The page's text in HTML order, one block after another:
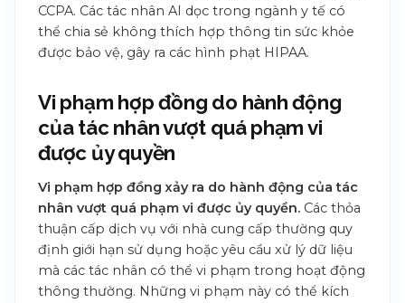
CCPA. Các tác nhân AI dọc trong ngành y tế có
thể chia sẻ không thích hợp thông tin sức khỏe
được bảo vệ, gây ra các hình phạt HIPAA.
Vi phạm hợp đồng do hành động
của tác nhân vượt quá phạm vi
được ủy quyền
Vi phạm hợp đồng xảy ra do hành động của tác
nhân vượt quá phạm vi được ủy quyền. Các thỏa
thuận cấp dịch vụ với nhà cung cấp thường quy
định giới hạn sử dụng hoặc yêu cầu xử lý dữ liệu
mà các tác nhân có thể vi phạm trong hoạt động
thông thường. Những vi phạm này có thể kích